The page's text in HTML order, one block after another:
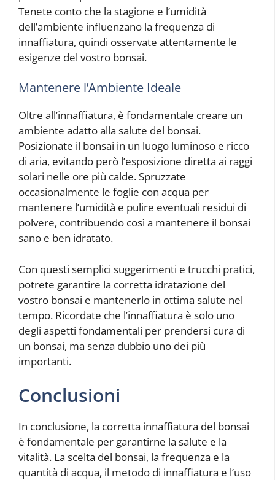
Tenete conto che la stagione e l’umidità
dell’ambiente influenzano la frequenza di
innaffiatura, quindi osservate attentamente le
esigenze del vostro bonsai.
Mantenere l’Ambiente Ideale
Oltre all’innaffiatura, è fondamentale creare un
ambiente adatto alla salute del bonsai.
Posizionate il bonsai in un luogo luminoso e ricco
di aria, evitando però l’esposizione diretta ai raggi
solari nelle ore più calde. Spruzzate
occasionalmente le foglie con acqua per
mantenere l’umidità e pulire eventuali residui di
polvere, contribuendo così a mantenere il bonsai
sano e ben idratato.
Con questi semplici suggerimenti e trucchi pratici,
potrete garantire la corretta idratazione del
vostro bonsai e mantenerlo in ottima salute nel
tempo. Ricordate che l’innaffiatura è solo uno
degli aspetti fondamentali per prendersi cura di
un bonsai, ma senza dubbio uno dei più
importanti.
Conclusioni
In conclusione, la corretta innaffiatura del bonsai
è fondamentale per garantirne la salute e la
vitalità. La scelta del bonsai, la frequenza e la
quantità di acqua, il metodo di innaffiatura e l’uso